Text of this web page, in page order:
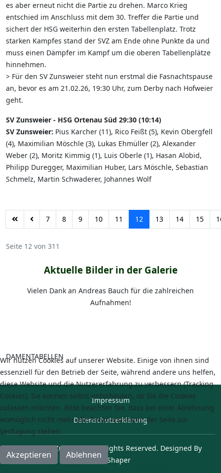
es aber erneut nicht die Partie zu drehen. Marco Krieg
entschied im Anschluss mit dem 30. Treffer die Partie und
sichert der HSG weiterhin den ersten Tabellenplatz. Trotz
starken Kampfes stand der SVZ am Ende ohne Punkte da und
muss einen Dämpfer im Kampf um die oberen Tabellenplätze
hinnehmen.
> Für den SV Zunsweier steht nun erstmal die Fasnachtspause
an, bevor es am 21.02.26, 19:30 Uhr, zum Derby nach Hofweier
geht.
SV Zunsweier - HSG Ortenau Süd 29:30 (10:14)
SV Zunsweier: Pius Karcher (11), Rico Feißt (5), Kevin Obergfell
(4), Maximilian Möschle (3), Lukas Ehmüller (2), Alexander
Weber (2), Moritz Kimmig (1), Luis Oberle (1), Hasan Alobid,
Philipp Duregger, Maximilian Huber, Lars Möschle, Sebastian
Schmelz, Martin Schwaderer, Johannes Wolf
7 8 9 10 11 12 13 14 15
Seite 12 von 311
Aktuelle Bilder in der Galerie
Vielen Dank an Andreas Bauch für die zahlreichen
Aufnahmen!
DAMENTABELLEN
Impressum
Datenschutzerklärung
© 2017 SV Zunsweier. All Rights Reserved. Designed By
JoomShaper
Wir nutzen Cookies auf unserer Website. Einige von ihnen sind
essenziell für den Betrieb der Seite, während andere uns helfen,
diese Website und die Nutzererfahrung zu verbessern (Tracking
Cookies). Sie können selbst entscheiden, ob Sie die Cookies
zulassen möchten. Bitte beachten Sie, dass bei einer Ablehnung
womöglich nicht mehr alle Funktionalitäten der Seite zur
Verfügung stehen.
Akzeptieren Ablehnen